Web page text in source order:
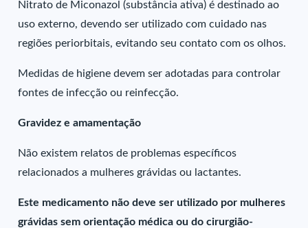
Nitrato de Miconazol (substância ativa) é destinado ao
uso externo, devendo ser utilizado com cuidado nas
regiões periorbitais, evitando seu contato com os olhos.
Medidas de higiene devem ser adotadas para controlar
fontes de infecção ou reinfecção.
Gravidez e amamentação
Não existem relatos de problemas específicos
relacionados a mulheres grávidas ou lactantes.
Este medicamento não deve ser utilizado por mulheres
grávidas sem orientação médica ou do cirurgião-